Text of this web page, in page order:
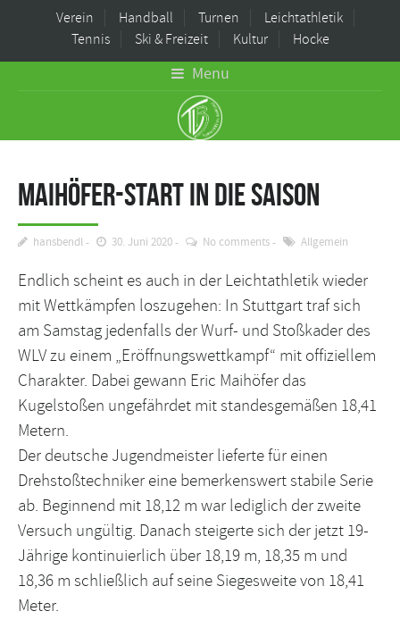
Verein Handball Turnen
Leichtathletik
Tennis
Ski & Freizeit Kultur Hocke
Menu
Maihöfer-Start in die Saison
hansbendl 30. Juni 2020 No comments Allgemein
Endlich scheint es auch in der Leichtathletik wieder
mit Wettkämpfen loszugehen: In Stuttgart traf sich
am Samstag jedenfalls der Wurf- und Stoßkader des
WLV zu einem „Eröffnungswettkampf“ mit offiziellem
Charakter. Dabei gewann Eric Maihöfer das
Kugelstoßen ungefährdet mit standesgemäßen 18,41
Metern.
Der deutsche Jugendmeister lieferte für einen
Drehstoßtechniker eine bemerkenswert stabile Serie
ab. Beginnend mit 18,12 m war lediglich der zweite
Versuch ungültig. Danach steigerte sich der jetzt 19-
Jährige kontinuierlich über 18,19 m, 18,35 m und
18,36 m schließlich auf seine Siegesweite von 18,41
Meter.